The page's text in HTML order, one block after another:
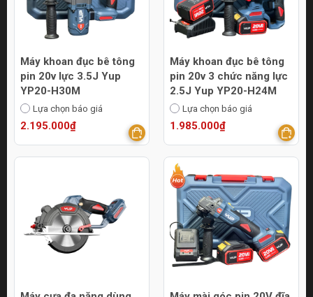
Máy khoan đục bê tông
pin 20v lực 3.5J Yup
YP20-H30M
Lựa chọn báo giá
2.195.000₫
Máy khoan đục bê tông
pin 20v 3 chức năng lực
2.5J Yup YP20-H24M
Lựa chọn báo giá
1.985.000₫